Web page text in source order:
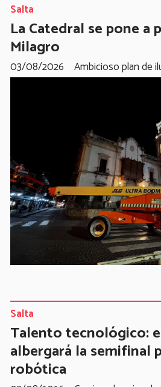
La Catedral se pone a
Milagro
Ambicioso plan de
Salta
03/08/2026
Talento tecnológico:
albergará la semifinal
robótica
Salta